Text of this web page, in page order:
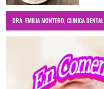
DRA. EMILIA MONTERO, CLINICA DENTAL